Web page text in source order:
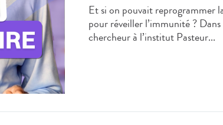
Et si on pouvait reprogrammer
pour réveiller l’immunité ?
chercheur à l’institut Pasteur...